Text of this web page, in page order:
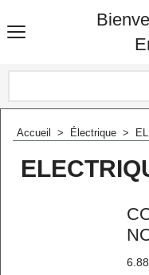
Accueil > Électrique >